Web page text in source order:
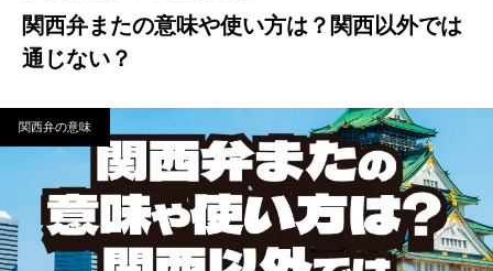
関西弁またの意味や使い方は？関西以外では
通じない？
関西弁の意味